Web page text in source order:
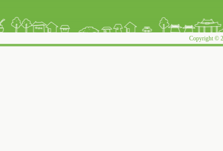
Copyright ©